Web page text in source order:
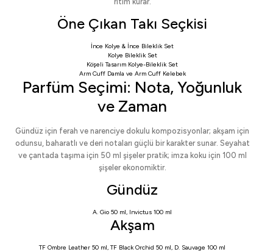
Öne Çıkan Takı Seçkisi
İnce Kolye & İnce Bileklik Set
Kolye Bileklik Set
Köşeli Tasarım Kolye-Bileklik Set
Arm Cuff Damlave Arm Cuff Kelebek
Parfüm Seçimi: Nota, Yoğunluk
ve Zaman
Gündüz için ferah ve narenciye dokulu kompozisyonlar; akşam için
odunsu, baharatlı ve deri notaları güçlü bir karakter sunar. Seyahat
ve çantada taşıma için 50 ml şişeler pratik; imza koku için 100 ml
şişeler ekonomiktir.
Gündüz
A. Gio 50 ml, Invictus 100 ml
Akşam
TF Ombre Leather 50 ml,TF Black Orchid 50 ml, D. Sauvage 100 ml